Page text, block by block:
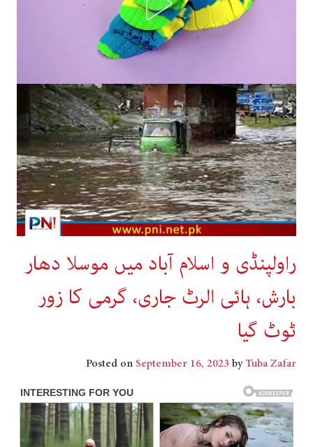
راولپنڈی و اسلام آباد میں موسلا دھار
بارش، ہائی الرٹ جاری، گرمی کا زور
ٹوٹ گیا
Posted onSeptember 16, 2023 byTuba Zafar